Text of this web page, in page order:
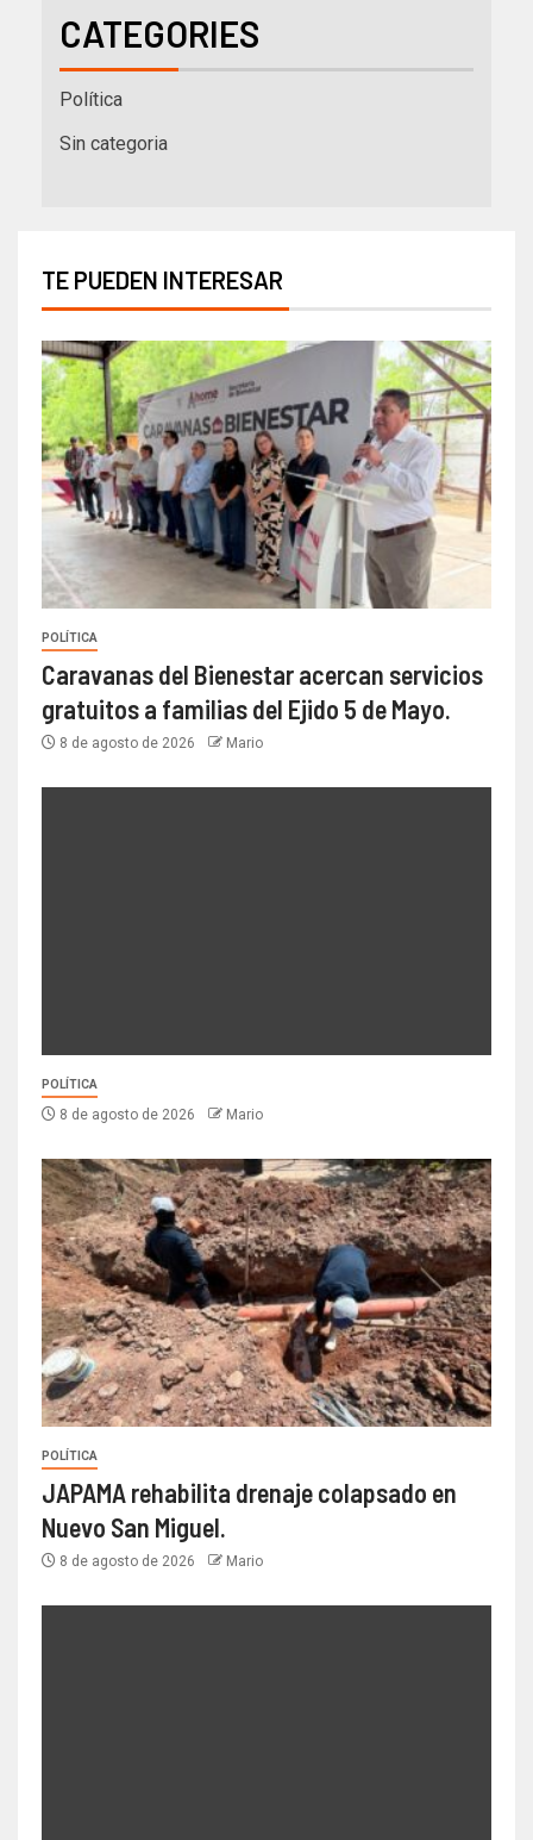
CATEGORIES
Política
Sin categoria
TE PUEDEN INTERESAR
POLÍTICA
Caravanas del Bienestar acercan servicios
gratuitos a familias del Ejido 5 de Mayo.
8 de agosto de 2026 Mario
POLÍTICA
8 de agosto de 2026 Mario
POLÍTICA
JAPAMA rehabilita drenaje colapsado en
Nuevo San Miguel.
8 de agosto de 2026 Mario